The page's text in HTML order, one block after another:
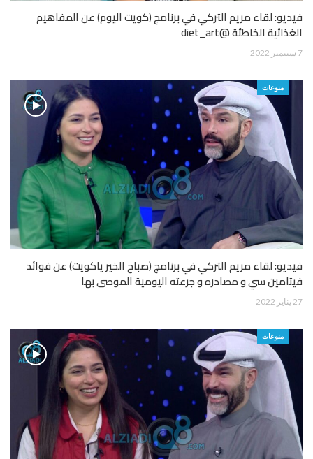
فيديو: لقاء مريم التركي في برنامج (كويت اليوم) عن المفاهيم
الغذائية الخاطئة @diet_art
7 سبتمبر 2022
منوعات
فيديو: لقاء مريم التركي في برنامج (صباح الخير ياكويت) عن فوائد
فيتامين سي و مصادره و جرعته اليومية الموصى بها
27 يناير 2022
منوعات